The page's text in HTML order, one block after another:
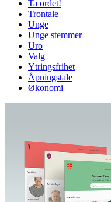
Ta ordet!
Trontale
Unge
Unge stemmer
Uro
Valg
Ytringsfrihet
Åpningstale
Økonomi